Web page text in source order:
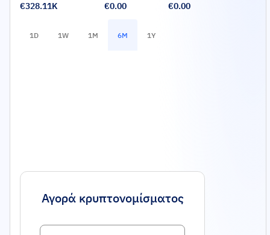
€328.11K €0.00 €0.00
1D 1W 1M 6M 1Y
Αγορά κρυπτονομίσματος